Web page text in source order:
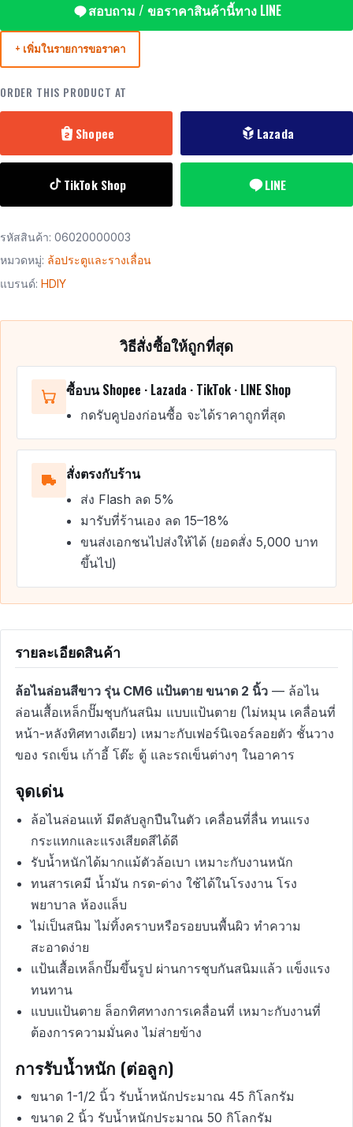
สอบถาม / ขอราคาสินค้านี้ทาง LINE
+ เพิ่มในรายการขอราคา
ORDER THIS PRODUCT AT
Shopee Lazada
TikTok Shop LINE
รหัสสินค้า: 06020000003
หมวดหมู่: ล้อประตูและรางเลื่อน
แบรนด์: HDIY
วิธีสั่งซื้อให้ถูกที่สุด
ซื้อบน Shopee · Lazada · TikTok · LINE Shop
กดรับคูปองก่อนซื้อ จะได้ราคาถูกที่สุด
สั่งตรงกับร้าน
ส่ง Flash ลด 5%
มารับที่ร้านเอง ลด 15–18%
ขนส่งเอกชนไปส่งให้ได้ (ยอดสั่ง 5,000 บาท
ขึ้นไป)
รายละเอียดสินค้า
ล้อไนล่อนสีขาว รุ่น CM6 แป้นตาย ขนาด 2 นิ้ว— ล้อไน
ล่อนเสื้อเหล็กปั๊มชุบกันสนิม แบบแป้นตาย (ไม่หมุน เคลื่อนที่
หน้า-หลังทิศทางเดียว) เหมาะกับเฟอร์นิเจอร์ลอยตัว ชั้นวาง
ของ รถเข็น เก้าอี้ โต๊ะ ตู้ และรถเข็นต่างๆ ในอาคาร
จุดเด่น
ล้อไนล่อนแท้ มีตลับลูกปืนในตัว เคลื่อนที่ลื่น ทนแรง
กระแทกและแรงเสียดสีได้ดี
รับน้ำหนักได้มากแม้ตัวล้อเบา เหมาะกับงานหนัก
ทนสารเคมี น้ำมัน กรด-ด่าง ใช้ได้ในโรงงาน โรง
พยาบาล ห้องแล็บ
ไม่เป็นสนิม ไม่ทิ้งคราบหรือรอยบนพื้นผิว ทำความ
สะอาดง่าย
แป้นเสื้อเหล็กปั๊มขึ้นรูป ผ่านการชุบกันสนิมแล้ว แข็งแรง
ทนทาน
แบบแป้นตาย ล็อกทิศทางการเคลื่อนที่ เหมาะกับงานที่
ต้องการความมั่นคง ไม่ส่ายข้าง
การรับน้ำหนัก (ต่อลูก)
ขนาด 1-1/2 นิ้ว รับน้ำหนักประมาณ 45 กิโลกรัม
ขนาด 2 นิ้ว รับน้ำหนักประมาณ 50 กิโลกรัม